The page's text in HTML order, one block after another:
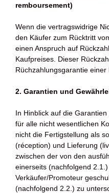
remboursement)
Wenn die vertragswidrige
den Käufer zum Rücktritt
einen Anspruch auf
Kaufpreises. Dieser
Rüchzahlungsgarantie einer
2. Garantien und
In Hinblick auf die
für alle nicht wesentlichen
nicht die Fertigstellung als
(réception) und Lieferung
zwischen der von den
einerseits (nachfolgend
Verkäufer/Promoteur
(nachfolgend 2.2.) zu